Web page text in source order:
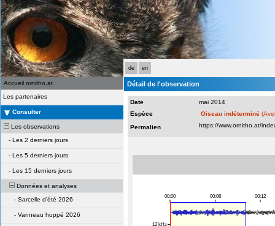
de en
Accueil ornitho.at
Les partenaires
Consulter
Les observations
- Les 2 derniers jours
- Les 5 derniers jours
- Les 15 derniers jours
Données et analyses
- Sarcelle d'été 2026
- Vanneau huppé 2026
Détail de l'observation
Date
mai 2014
Espèce
Oiseau indéterminé
Permalien